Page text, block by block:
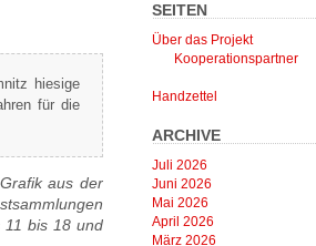
hiesige
für die
aus der
11 bis 18 und
SEITEN
Über das Projekt
Kooperationspartner
Handzettel
ARCHIVE
Juli 2026
Juni 2026
Mai 2026
April 2026
März 2026